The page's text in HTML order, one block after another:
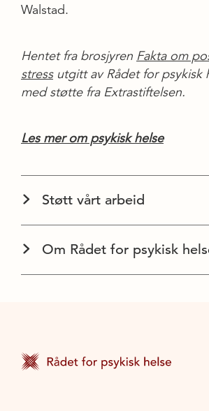
Walstad.
Hentet fra brosjyren Fakta om
stressutgitt av Rådet for psykisk
med støtte fra Extrastiftelsen.
Les mer om psykisk helse
Støtt vårt arbeid
Om Rådet for psykisk